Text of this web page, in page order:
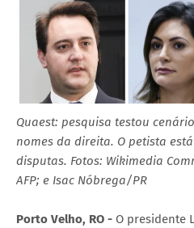
Quaest: pesquisa testou
nomes da direita. O petista
disputas. Fotos: Wikimedia
AFP; e Isac Nóbrega/PR
Porto Velho, RO - O presidente